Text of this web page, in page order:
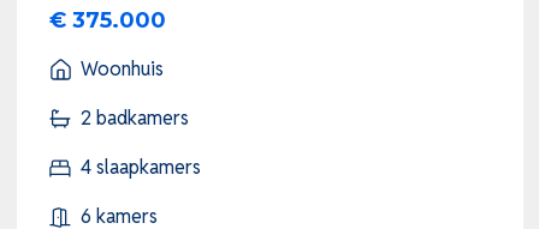
€ 375.000
Woonhuis
2 badkamers
4 slaapkamers
6 kamers